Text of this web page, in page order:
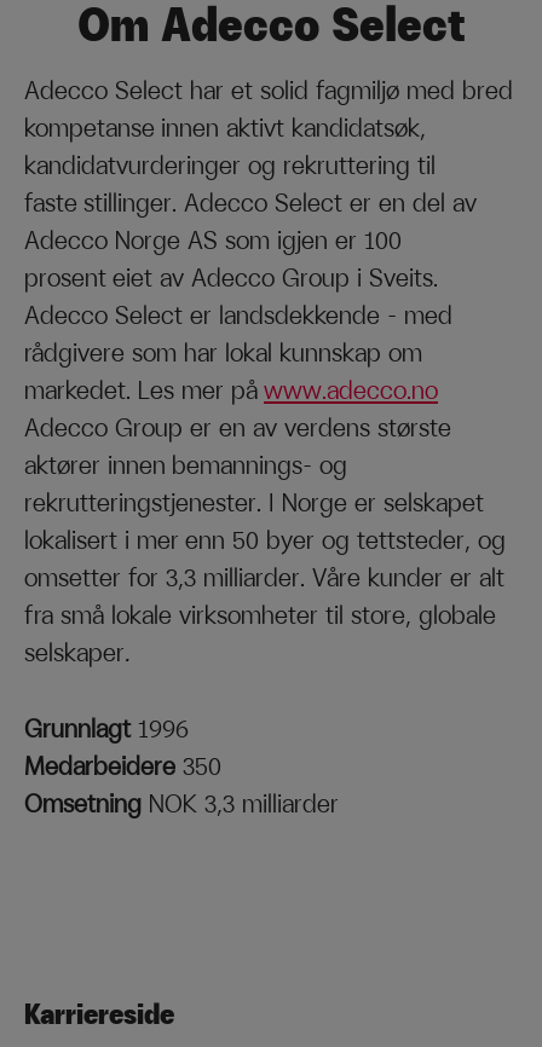
Om Adecco Select
Adecco Select har et solid fagmiljø med bred
kompetanse innen aktivt kandidatsøk,
kandidatvurderinger og rekruttering til
faste stillinger. Adecco Select er en del av
Adecco Norge AS som igjen er 100
prosent eiet av Adecco Group i Sveits.
Adecco Select er landsdekkende – med
rådgivere som har lokal kunnskap om
markedet. Les mer påwww.adecco.no
Adecco Group er en av verdens største
aktører innen bemannings- og
rekrutteringstjenester. I Norge er selskapet
lokalisert i mer enn 50 byer og tettsteder, og
omsetter for 3,3 milliarder. Våre kunder er alt
fra små lokale virksomheter til store, globale
selskaper.
Grunnlagt 1996
Medarbeidere 350
Omsetning NOK 3,3 milliarder
Karriereside